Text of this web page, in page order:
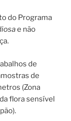
do Programa
e não
de
de
(Zona
flora sensível